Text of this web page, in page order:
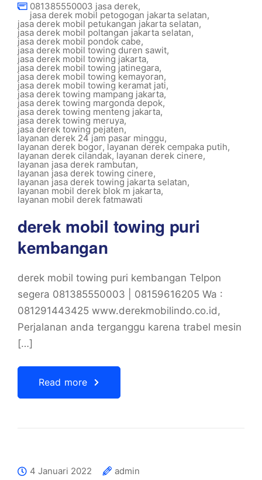
081385550003 jasa derek,
jasa derek mobil petogogan jakarta selatan,
jasa derek mobil petukangan jakarta selatan,
jasa derek mobil poltangan jakarta selatan,
jasa derek mobil pondok cabe,
jasa derek mobil towing duren sawit,
jasa derek mobil towing jakarta,
jasa derek mobil towing jatinegara,
jasa derek mobil towing kemayoran,
jasa derek mobil towing keramat jati,
jasa derek towing mampang jakarta,
jasa derek towing margonda depok,
jasa derek towing menteng jakarta,
jasa derek towing meruya,
jasa derek towing pejaten,
layanan derek 24 jam pasar minggu,
layanan derek bogor, layanan derek cempaka putih,
layanan derek cilandak,layanan derek cinere,
layanan jasa derek rambutan,
layanan jasa derek towing cinere,
layanan jasa derek towing jakarta selatan,
layanan mobil derek blok m jakarta,
layanan mobil derek fatmawati
derek mobil towing puri
kembangan
derek mobil towing puri kembangan Telpon
segera 081385550003 | 08159616205 Wa :
081291443425 www.derekmobilindo.co.id,
Perjalanan anda terganggu karena trabel mesin
[…]
Read more
4 Januari 2022
admin